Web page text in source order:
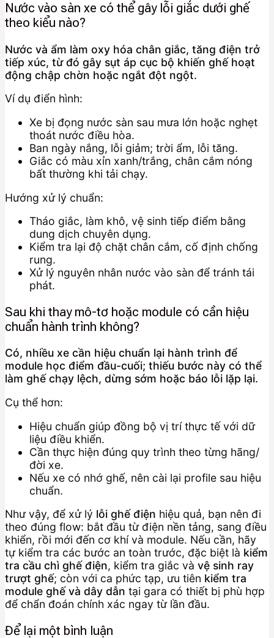
Nước vào sàn xe có thể gây lỗi giắc dưới ghế
theo kiểu nào?
Nước và ẩm làm oxy hóa chân giắc, tăng điện trở
tiếp xúc, từ đó gây sụt áp cục bộ khiến ghế hoạt
động chập chờn hoặc ngắt đột ngột.
Ví dụ điển hình:
Xe bị đọng nước sàn sau mưa lớn hoặc nghẹt
thoát nước điều hòa.
Ban ngày nắng, lỗi giảm; trời ẩm, lỗi tăng.
Giắc có màu xỉn xanh/trắng, chân cắm nóng
bất thường khi tải chạy.
Hướng xử lý chuẩn:
Tháo giắc, làm khô, vệ sinh tiếp điểm bằng
dung dịch chuyên dụng.
Kiểm tra lại độ chặt chân cắm, cố định chống
rung.
Xử lý nguyên nhân nước vào sàn để tránh tái
phát.
Sau khi thay mô-tơ hoặc module có cần hiệu
chuẩn hành trình không?
Có, nhiều xe cần hiệu chuẩn lại hành trình để
module học điểm đầu-cuối; thiếu bước này có thể
làm ghế chạy lệch, dừng sớm hoặc báo lỗi lặp lại.
Cụ thể hơn:
Hiệu chuẩn giúp đồng bộ vị trí thực tế với dữ
liệu điều khiển.
Cần thực hiện đúng quy trình theo từng hãng/
đời xe.
Nếu xe có nhớ ghế, nên cài lại profile sau hiệu
chuẩn.
Như vậy, để xử lý lỗi ghế điện hiệu quả, bạn nên đi
theo đúng flow: bắt đầu từ điện nền tảng, sang điều
khiển, rồi mới đến cơ khí và module. Nếu cần, hãy
tự kiểm tra các bước an toàn trước, đặc biệt là kiểm
tra cầu chì ghế điện, kiểm tra giắc và vệ sinh ray
trượt ghế; còn với ca phức tạp, ưu tiên kiểm tra
module ghế và dây dẫn tại gara có thiết bị phù hợp
để chẩn đoán chính xác ngay từ lần đầu.
Để lại một bình luận